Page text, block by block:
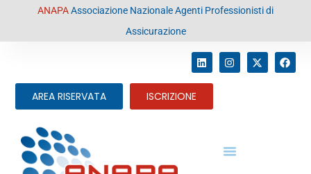
contenutoANAPAAssociazione Nazionale Agenti Professionisti di
Assicurazione
AREA RISERVATA ISCRIZIONE